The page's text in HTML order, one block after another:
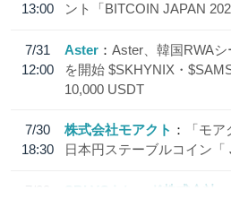
13:00
ント「BITCOIN JAPAN
7/31
12:00
Aster
Aster、韓国RWA
を開始 $SKHYNIX・
10,000 USDT
7/30
18:30
株式会社モアクト
「モ
日本円ステーブルコイン「
7/29
SBI VCトレード株式会社